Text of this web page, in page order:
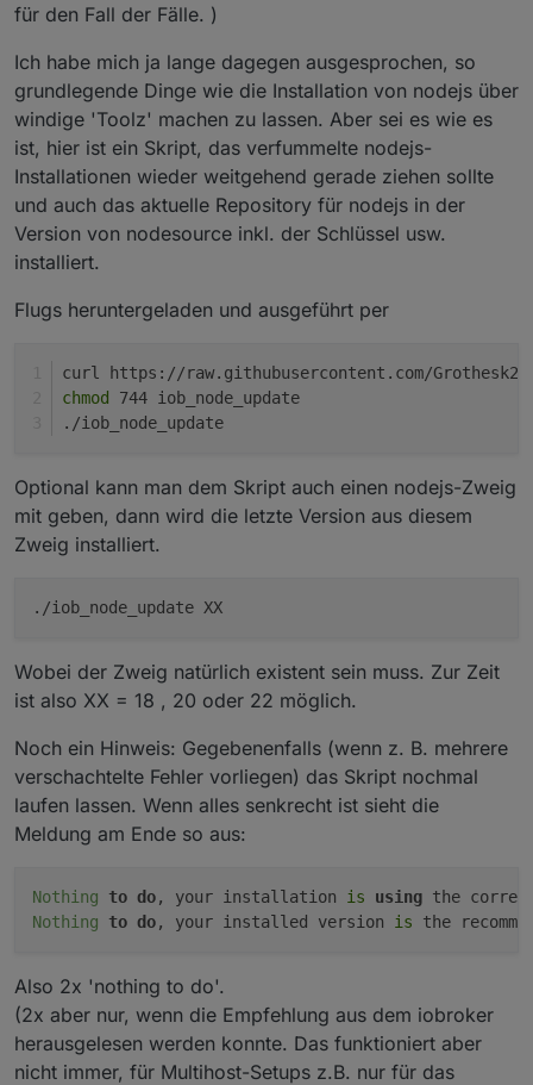
für den Fall der Fälle. )
Ich habe mich ja lange dagegen ausgesprochen, so
grundlegende Dinge wie die Installation von nodejs über
windige 'Toolz' machen zu lassen. Aber sei es wie es
ist, hier ist ein Skript, das verfummelte nodejs-
Installationen wieder weitgehend gerade ziehen sollte
und auch das aktuelle Repository für nodejs in der
Version von nodesource inkl. der Schlüssel usw.
installiert.
Flugs heruntergeladen und ausgeführt per
curl https://raw.githubusercontent.com/
chmod
744 iob_node_update
./iob_node_update
Optional kann man dem Skript auch einen nodejs-Zweig
mit geben, dann wird die letzte Version aus diesem
Zweig installiert.
./iob_node_update XX
Wobei der Zweig natürlich existent sein muss. Zur Zeit
ist also XX = 18 , 20 oder 22 möglich.
Noch ein Hinweis: Gegebenenfalls (wenn z. B. mehrere
verschachtelte Fehler vorliegen) das Skript nochmal
laufen lassen. Wenn alles senkrecht ist sieht die
Meldung am Ende so aus:
Nothing to do, your installation is
using
Nothing
to do, your installed version is
Also 2x 'nothing to do'.
(2x aber nur, wenn die Empfehlung aus dem iobroker
herausgelesen werden konnte. Das funktioniert aber
nicht immer, für Multihost-Setups z.B. nur für das